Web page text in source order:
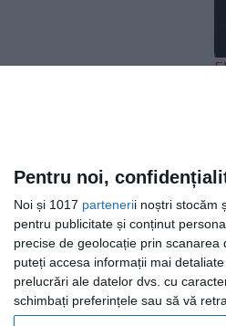
Pentru noi,
Noi și 1017 partenerii noștri stocăm
pentru publicitate și conținut
precise de geolocație prin
puteți accesa informații mai
prelucrări ale datelor dvs. cu
schimbați preferințele sau să vă